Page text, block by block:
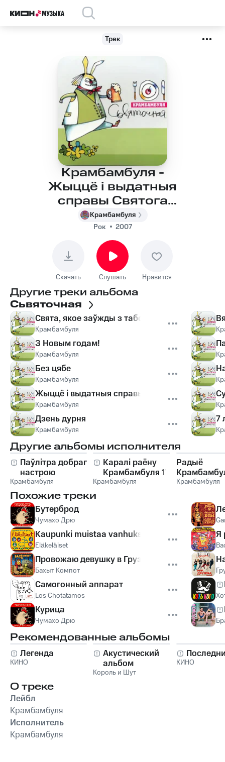
Трек
Крамбамбуля -
Жыццё і выдатныя
справы Святога
Патрыка
Крамбамбуля
Рок
2007
Скачать Слушать Нравится
Другие треки альбома
Сьвяточная
Свята, якое заўжды з табой
Крамбамбуля
З Новым годам!
Крамбамбуля
Без цябе
Крамбамбуля
Жыццё і выдатныя справы Святога Патрыка
Крамбамбуля
Дзень дурня
Крамбамбуля
7
Другие альбомы исполнителя
Паўлітра добрага
настрою
Крамбамбуля
Каралі раёну
Крамбамбуля 1½
Крамбамбуля
Радыё
Fm
Крамбамбуля
Похожие треки
Бутерброд
Чумахо Дрю
Kaupunki muistaa vanhuksia
Eläkeläiset
Провожаю девушку в Грузию
Бахыт Компот
Самогонный аппарат
Los Chotatamos
Курица
Чумахо Дрю
Я
Рекомендованные альбомы
Легенда
КИНО
Акустический
альбом
Король и Шут
КИНО
О треке
Лейбл
Крамбамбуля
Исполнитель
Крамбамбуля